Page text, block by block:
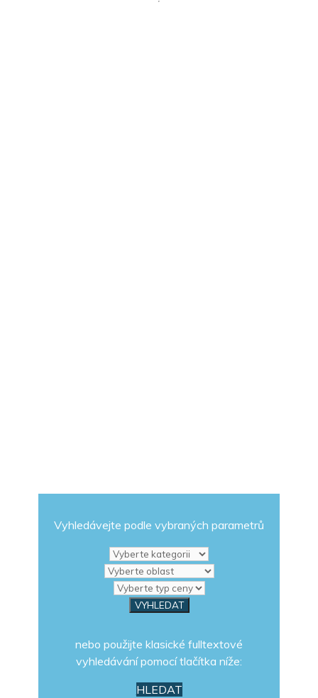
Vyhledávejte podle vybraných parametrů
nebo použijte klasické fulltextové
vyhledávání pomocí tlačítka níže:
HLEDAT